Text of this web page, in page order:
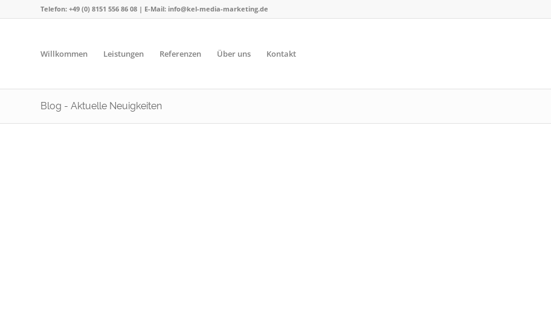
Telefon: +49 (0) 8151 556 86 08 | E-Mail: info@kel-media-marketing.de
Willkommen Leistungen Referenzen Über uns Kontakt
Blog - Aktuelle Neuigkeiten